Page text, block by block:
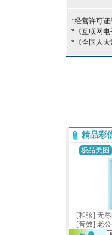
*经营许可
*《互联网电
*《全国人大